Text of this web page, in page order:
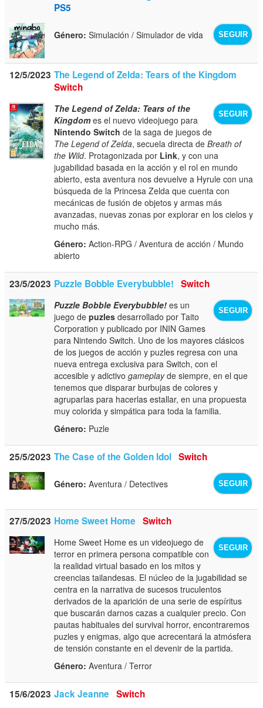
PS5
SEGUIR
Género: Simulación / Simulador de vida
12/5/2023 The Legend of Zelda: Tears of the Kingdom
Switch
SEGUIR
The Legend of Zelda: Tears of the
Kingdomes el nuevo videojuego para
Nintendo Switch de la saga de juegos de
The Legend of Zelda, secuela directa deBreath of
the Wild. Protagonizada por Link, y con una
jugabilidad basada en la acción y el rol en mundo
abierto, esta aventura nos devuelve a Hyrule con una
búsqueda de la Princesa Zelda que cuenta con
mecánicas de fusión de objetos y armas más
avanzadas, nuevas zonas por explorar en los cielos y
mucho más.
Género: Action-RPG / Aventura de acción / Mundo
abierto
23/5/2023 Puzzle Bobble Everybubble! Switch
SEGUIR
Puzzle Bobble Everybubble! es un
juego depuzles desarrollado por Taito
Corporation y publicado por ININ Games
para Nintendo Switch. Uno de los mayores clásicos
de los juegos de acción y puzles regresa con una
nueva entrega exclusiva para Switch, con el
accesible y adictivogameplayde siempre, en el que
tenemos que disparar burbujas de colores y
agruparlas para hacerlas estallar, en una propuesta
muy colorida y simpática para toda la familia.
Género: Puzle
25/5/2023 The Case of the Golden Idol Switch
SEGUIR
Género: Aventura / Detectives
27/5/2023 Home Sweet Home Switch
SEGUIR
Home Sweet Home es un videojuego de
terror en primera persona compatible con
la realidad virtual basado en los mitos y
creencias tailandesas. El núcleo de la jugabilidad se
centra en la narrativa de sucesos truculentos
derivados de la aparición de una serie de espíritus
que buscarán darnos cazas a cualquier precio. Con
pautas habituales del survival horror, encontraremos
puzles y enigmas, algo que acrecentará la atmósfera
de tensión constante en el devenir de la partida.
Género: Aventura / Terror
15/6/2023 Jack Jeanne Switch